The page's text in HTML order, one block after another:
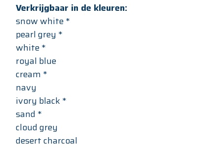
Verkrijgbaar in de kleuren:
snow white *
pearl grey *
white *
royal blue
cream *
navy
ivory black *
sand *
cloud grey
desert charcoal